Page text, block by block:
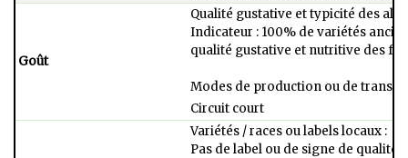
Goût
Qualité gustative et typicité des
Indicateur : 100% de variétés
qualité gustative et nutritive des
Modes de production ou de
Circuit court ​
Variétés / races ou labels locaux : ​
Pas de label ou de signe de